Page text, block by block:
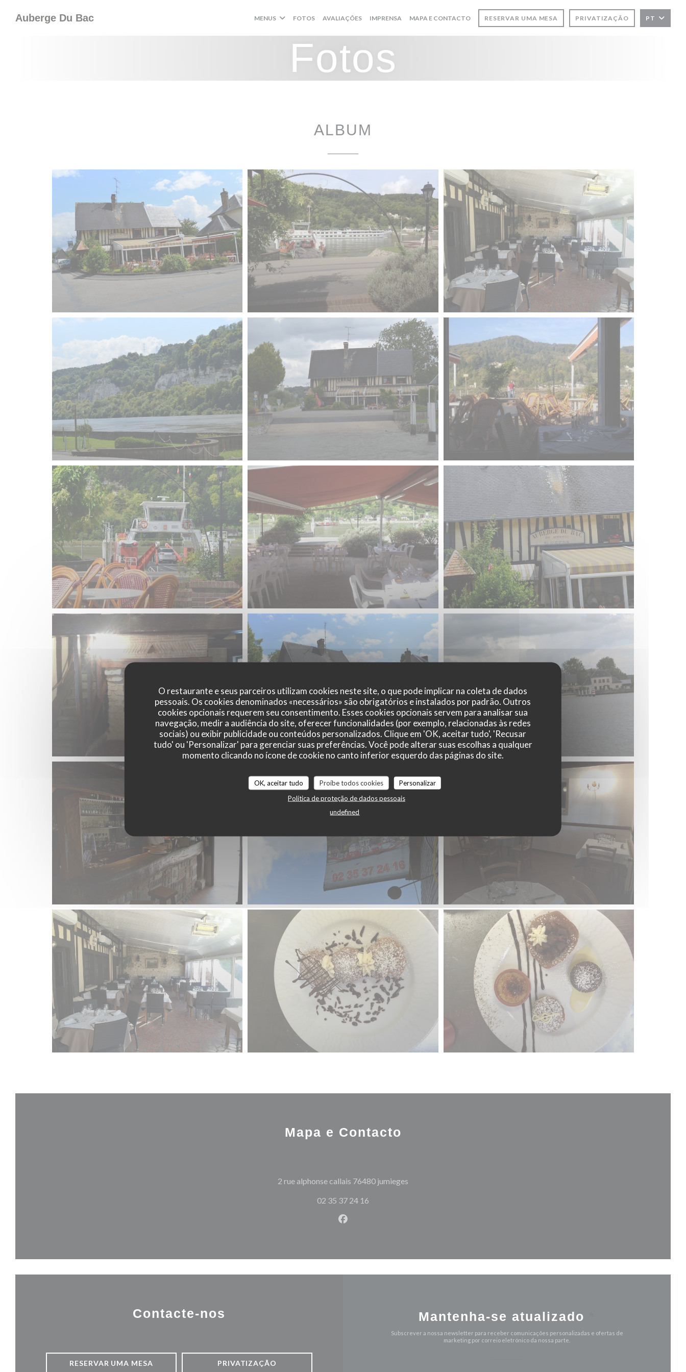
O restaurante e seus parceiros utilizam cookies neste site, o que pode implicar na coleta de dados
pessoais. Os cookies denominados «necessários» são obrigatórios e instalados por padrão. Outros
cookies opcionais requerem seu consentimento. Esses cookies opcionais servem para analisar sua
navegação, medir a audiência do site, oferecer funcionalidades (por exemplo, relacionadas às redes
sociais) ou exibir publicidade ou conteúdos personalizados. Clique em 'OK, aceitar tudo', 'Recusar
tudo' ou 'Personalizar' para gerenciar suas preferências. Você pode alterar suas escolhas a qualquer
momento clicando no ícone de cookie no canto inferior esquerdo das páginas do site.
OK, aceitar tudo Proíbe todos cookies
Personalizar
Política de proteção de dados pessoais
undefined
Auberge Du Bac MENUS FOTOS AVALIAÇÕES IMPRENSA MAPA E CONTACTO RESERVAR UMA MESA PRIVATIZAÇÃO PT
Fotos
ALBUM
Mapa e Contacto
2 rue alphonse callais 76480 jumieges
02 35 37 24 16
Facebook ((abre numa nova janela))
Contacte-nos
RESERVAR UMA MESA PRIVATIZAÇÃO
Mantenha-se atualizado
Subscrever a nossa newsletter para receber comunicações personalizadas e ofertas de
marketing por correio eletrónico da nossa parte.